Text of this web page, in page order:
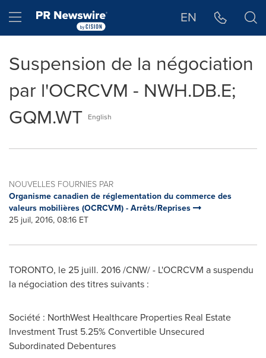
Hamburger menu EN
Suspension de la négociation
par l'OCRCVM - NWH.DB.E;
GQM.WT English
NOUVELLES FOURNIES PAR
Organisme canadien de réglementation du commerce des
valeurs mobilières (OCRCVM) - Arrêts/Reprises
25 juil, 2016, 08:16 ET
TORONTO, le 25 juill. 2016 /CNW/ - L'OCRCVM a suspendu
la négociation des titres suivants :
Société : NorthWest Healthcare Properties Real Estate
Investment Trust 5.25% Convertible Unsecured
Subordinated Debentures